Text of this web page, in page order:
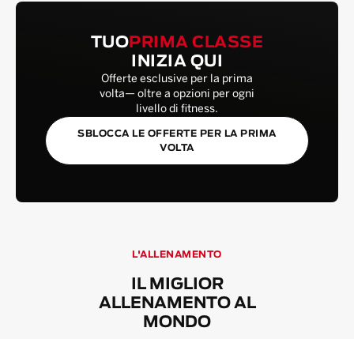
TUO PRIMA CLASSE
INIZIA QUI
Offerte esclusive per la prima
volta— oltre a opzioni per ogni
livello di fitness.
SBLOCCA LE OFFERTE PER LA PRIMA
VOLTA
L'ALLENAMENTO
IL MIGLIOR
ALLENAMENTO AL
MONDO